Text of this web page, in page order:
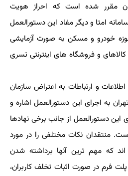
مقرر شده است که احراز هویت
امتا و دیگر مفاد این دستورالعمل
خودرو و مسکن به صورت آزمایشی
و فروشگاه های اینترنتی تسری
و ارتباطات به اعتراض سازمان
به اجرای این دستورالعمل اشاره و
این دستورالعمل از جانب برخی نهادها
منتقدان نکات مختلفی را در مورد
اند که مهم ترین آنها برداشته شدن
فرم در صورت اثبات تخلف کاربران،